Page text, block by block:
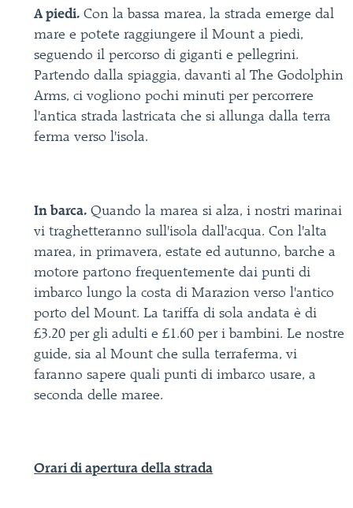
A piedi. Con la bassa marea, la strada emerge dal
mare e potete raggiungere il Mount a piedi,
seguendo il percorso di giganti e pellegrini.
Partendo dalla spiaggia, davanti al The Godolphin
Arms, ci vogliono pochi minuti per percorrere
l'antica strada lastricata che si allunga dalla terra
ferma verso l'isola.
In barca. Quando la marea si alza, i nostri marinai
vi traghetteranno sull'isola dall'acqua. Con l'alta
marea, in primavera, estate ed autunno, barche a
motore partono frequentemente dai punti di
imbarco lungo la costa di Marazion verso l'antico
porto del Mount. La tariffa di sola andata è di
£3.20 per gli adulti e £1.60 per i bambini. Le nostre
guide, sia al Mount che sulla terraferma, vi
faranno sapere quali punti di imbarco usare, a
seconda delle maree.
Orari di apertura della strada